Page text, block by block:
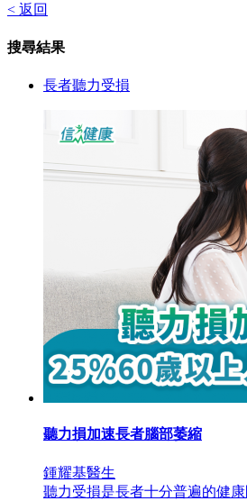
< 返回
搜尋結果
長者聽力受損
聽力損加速長者腦部萎縮
鍾耀基醫生
聽力受損是長者十分普遍的健